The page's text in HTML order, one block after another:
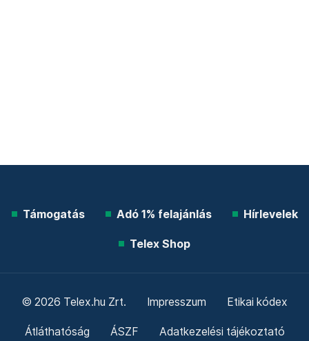
Támogatás Adó 1% felajánlás Hírlevelek
Telex Shop
© 2026 Telex.hu Zrt. Impresszum Etikai kódex
Átláthatóság ÁSZF Adatkezelési tájékoztató